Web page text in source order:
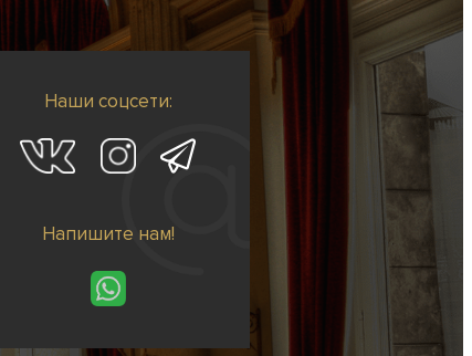
Наши соцсети:
Напишите нам!